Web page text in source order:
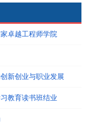
卓越工程师学院
新创业与职业发展
教育读书班结业